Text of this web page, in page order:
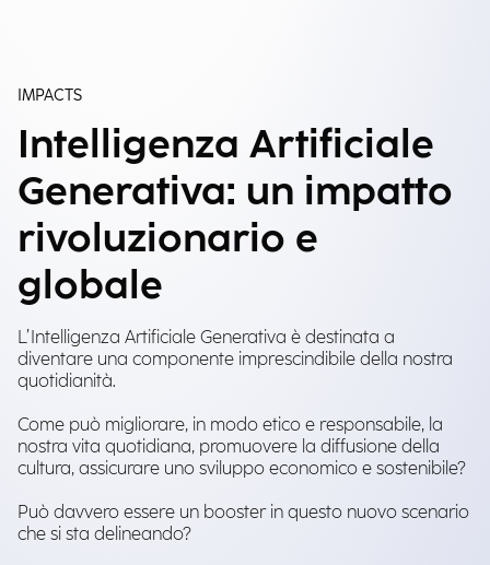
IMPACTS
Intelligenza Artificiale
Generativa: un impatto
rivoluzionario e
globale
L’Intelligenza Artificiale Generativa è destinata a
diventare una componente imprescindibile della nostra
quotidianità.
Come può migliorare, in modo etico e responsabile, la
nostra vita quotidiana, promuovere la diffusione della
cultura, assicurare uno sviluppo economico e sostenibile?
Può davvero essere un booster in questo nuovo scenario
che si sta delineando?